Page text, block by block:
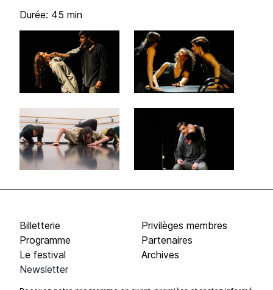
Durée: 45 min
Billetterie
Programme
Le festival
Privilèges membres
Partenaires
Archives
Newsletter